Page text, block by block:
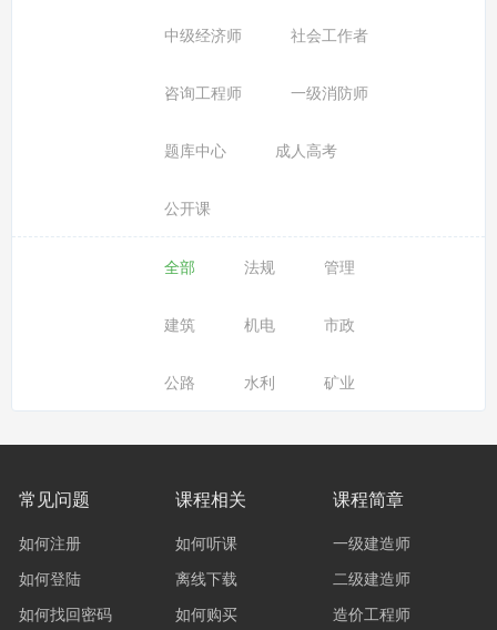
中级经济师 社会工作者
咨询工程师 一级消防师
题库中心 成人高考
公开课
全部 法规 管理
建筑 机电 市政
公路 水利 矿业
常见问题
如何注册
如何登陆
如何找回密码
课程相关
如何听课
离线下载
如何购买
课程简章
一级建造师
二级建造师
造价工程师